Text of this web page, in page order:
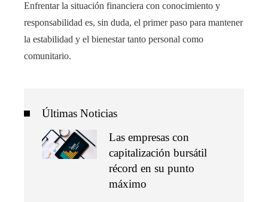
Enfrentar la situación financiera con conocimiento y
responsabilidad es, sin duda, el primer paso para mantener
la estabilidad y el bienestar tanto personal como
comunitario.
Últimas Noticias
Las empresas con
capitalización bursátil
récord en su punto
máximo